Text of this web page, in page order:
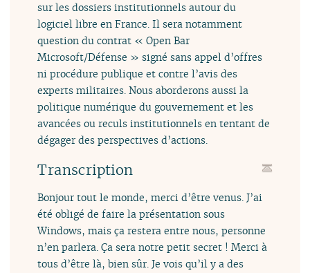
sur les dossiers institutionnels autour du
logiciel libre en France. Il sera notamment
question du contrat « Open Bar
Microsoft/Défense » signé sans appel d’offres
ni procédure publique et contre l’avis des
experts militaires. Nous aborderons aussi la
politique numérique du gouvernement et les
avancées ou reculs institutionnels en tentant de
dégager des perspectives d’actions.
Transcription
Bonjour tout le monde, merci d’être venus. J’ai
été obligé de faire la présentation sous
Windows, mais ça restera entre nous, personne
n’en parlera. Ça sera notre petit secret ! Merci à
tous d’être là, bien sûr. Je vois qu’il y a des